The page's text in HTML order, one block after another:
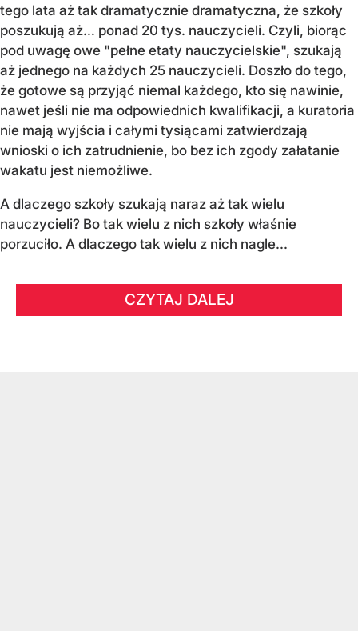
tego lata aż tak dramatycznie dramatyczna, że szkoły
poszukują aż… ponad 20 tys. nauczycieli. Czyli, biorąc
pod uwagę owe "pełne etaty nauczycielskie", szukają
aż jednego na każdych 25 nauczycieli. Doszło do tego,
że gotowe są przyjąć niemal każdego, kto się nawinie,
nawet jeśli nie ma odpowiednich kwalifikacji, a kuratoria
nie mają wyjścia i całymi tysiącami zatwierdzają
wnioski o ich zatrudnienie, bo bez ich zgody załatanie
wakatu jest niemożliwe.
A dlaczego szkoły szukają naraz aż tak wielu
nauczycieli? Bo tak wielu z nich szkoły właśnie
porzuciło. A dlaczego tak wielu z nich nagle...
CZYTAJ DALEJ